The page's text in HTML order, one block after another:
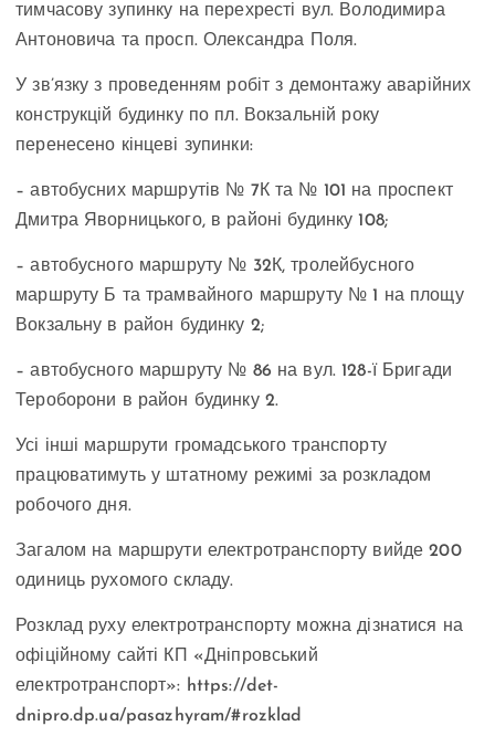
тимчасову зупинку на перехресті вул. Володимира
Антоновича та просп. Олександра Поля.
У зв’язку з проведенням робіт з демонтажу аварійних
конструкцій будинку по пл. Вокзальній року
перенесено кінцеві зупинки:
– автобусних маршрутів № 7К та № 101 на проспект
Дмитра Яворницького, в районі будинку 108;
– автобусного маршруту № 32К, тролейбусного
маршруту Б та трамвайного маршруту № 1 на площу
Вокзальну в район будинку 2;
– автобусного маршруту № 86 на вул. 128-ї Бригади
Тероборони в район будинку 2.
Усі інші маршрути громадського транспорту
працюватимуть у штатному режимі за розкладом
робочого дня.
Загалом на маршрути електротранспорту вийде 200
одиниць рухомого складу.
Розклад руху електротранспорту можна дізнатися на
офіційному сайті КП «Дніпровський
електротранспорт»: https://det-
dnipro.dp.ua/pasazhyram/#rozklad